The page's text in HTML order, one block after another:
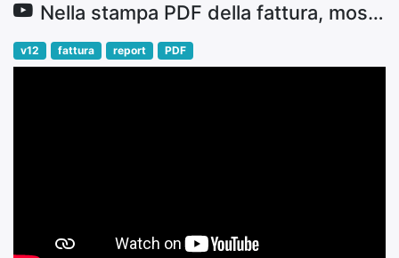
Nella stampa PDF della fattura, mostrare i dati bancari per il pagamento
v12 fattura report PDF